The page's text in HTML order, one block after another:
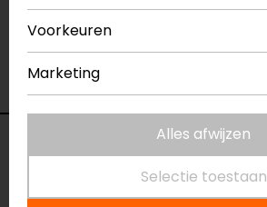
Naam
Niergordel model H
Model
138245
Merk
Motoholic
Kleur
Zwart
Voorkeuren
Marketing
Alles afwijzen
Selectie toestaan